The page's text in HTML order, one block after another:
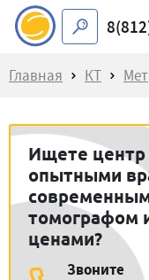
Главная КТ
Ищете
опытными
томографом
ценами?
Звоните